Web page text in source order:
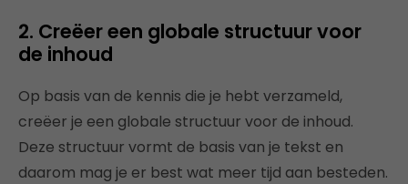
2. Creëer een globale structuur voor
de inhoud
Op basis van de kennis die je hebt verzameld,
creëer je een globale structuur voor de inhoud.
Deze structuur vormt de basis van je tekst en
daarom mag je er best wat meer tijd aan besteden.